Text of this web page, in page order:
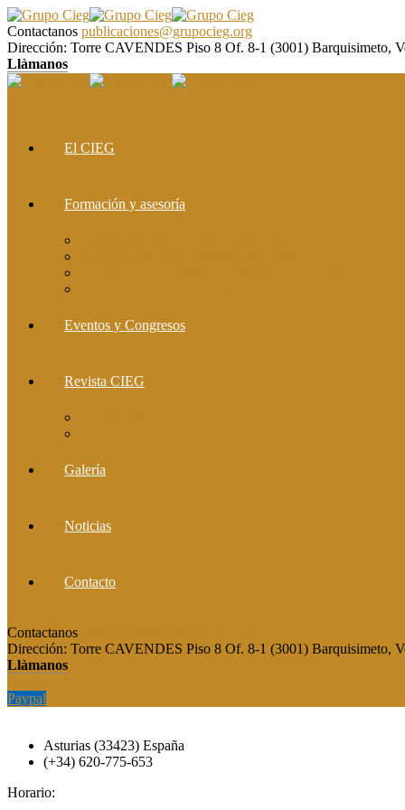
Contactanos publicaciones@grupocieg.org
Dirección: Torre CAVENDES Piso 8 Of. 8-1 (3001) Barquisimeto,
Llàmanos
El CIEG
Formación y asesoría
Eventos y Congresos
Revista CIEG
Galería
Noticias
Contacto
Contactanos
Dirección: Torre CAVENDES Piso 8 Of. 8-1 (3001) Barquisimeto,
Llàmanos
Paypal
Asturias (33423) España
(+34) 620-775-653
Horario: